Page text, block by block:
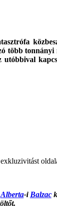
több
Alberta-i Balzac